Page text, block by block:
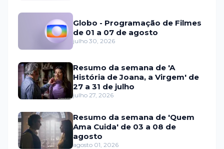
Globo - Programação de Filmes
de 01 a 07 de agosto
julho 30, 2026
Resumo da semana de 'A
História de Joana, a Virgem' de
27 a 31 de julho
julho 27, 2026
Resumo da semana de 'Quem
Ama Cuida' de 03 a 08 de
agosto
agosto 01, 2026